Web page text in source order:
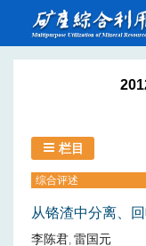
栏目
综合评述
从铬渣中分离、
李陈君, 雷国元